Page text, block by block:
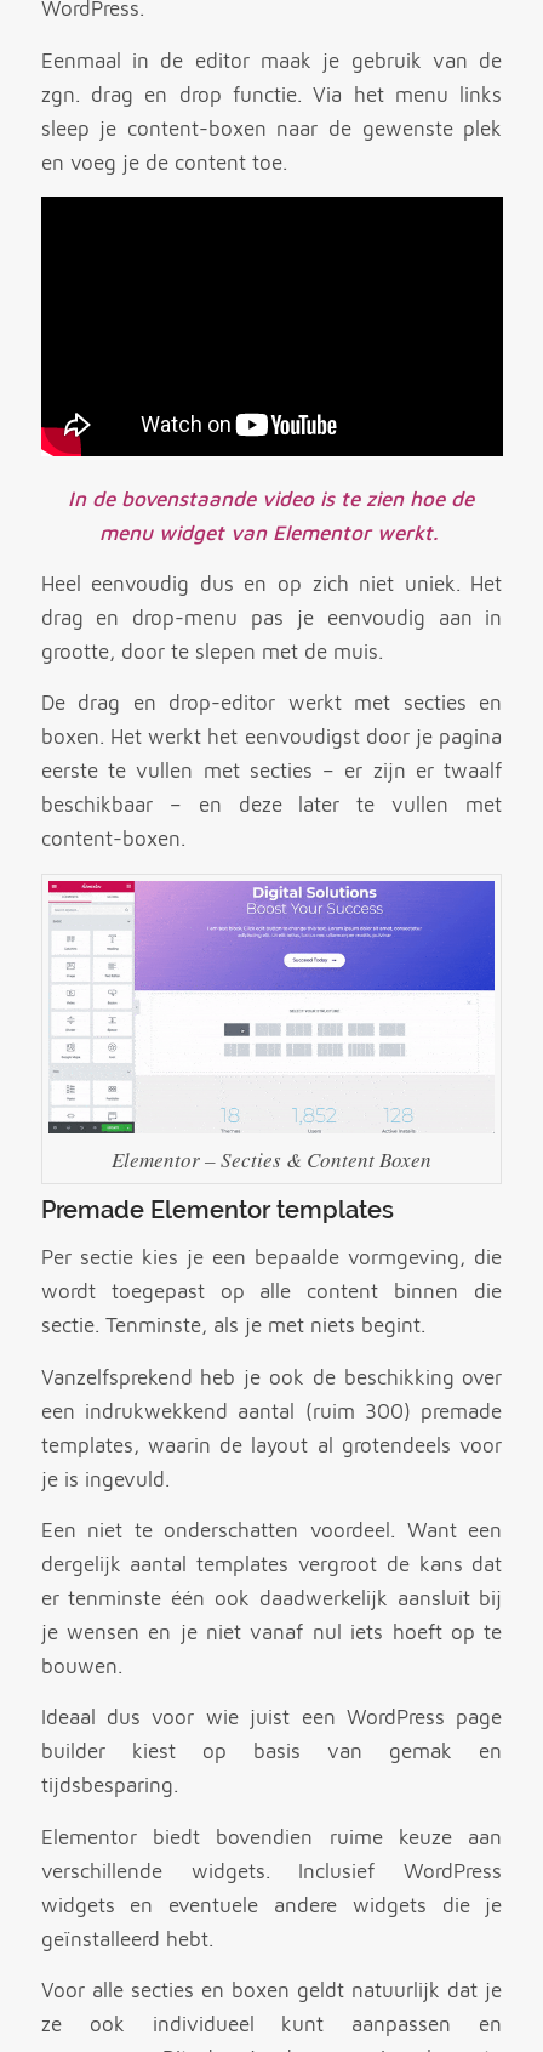
WordPress.
Eenmaal in de editor maak je gebruik van de
zgn. drag en drop functie. Via het menu links
sleep je content-boxen naar de gewenste plek
en voeg je de content toe.
In de bovenstaande video is te zien hoe de
menu widget van Elementor werkt.
Heel eenvoudig dus en op zich niet uniek. Het
drag en drop-menu pas je eenvoudig aan in
grootte, door te slepen met de muis.
De drag en drop-editor werkt met secties en
boxen. Het werkt het eenvoudigst door je pagina
eerste te vullen met secties – er zijn er twaalf
beschikbaar – en deze later te vullen met
content-boxen.
Elementor – Secties & Content Boxen
Premade Elementor templates
Per sectie kies je een bepaalde vormgeving, die
wordt toegepast op alle content binnen die
sectie. Tenminste, als je met niets begint.
Vanzelfsprekend heb je ook de beschikking over
een indrukwekkend aantal (ruim 300) premade
templates, waarin de layout al grotendeels voor
je is ingevuld.
Een niet te onderschatten voordeel. Want een
dergelijk aantal templates vergroot de kans dat
er tenminste één ook daadwerkelijk aansluit bij
je wensen en je niet vanaf nul iets hoeft op te
bouwen.
Ideaal dus voor wie juist een WordPress page
builder kiest op basis van gemak en
tijdsbesparing.
Elementor biedt bovendien ruime keuze aan
verschillende widgets. Inclusief WordPress
widgets en eventuele andere widgets die je
geïnstalleerd hebt.
Voor alle secties en boxen geldt natuurlijk dat je
ze ook individueel kunt aanpassen en